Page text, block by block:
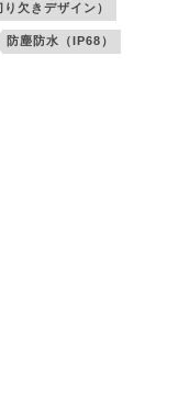
り欠きデザイン）
防塵防水（IP68）